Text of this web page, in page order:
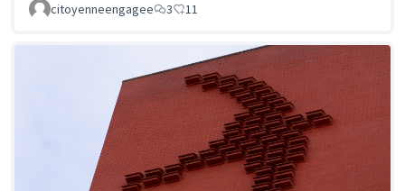
citoyenneengagee 3 11